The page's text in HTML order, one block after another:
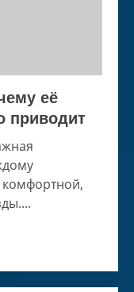
её
приводит